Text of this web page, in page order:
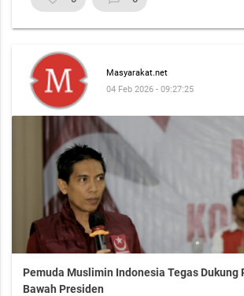
Masyarakat.net
04 Feb 2026 - 09:27:25
Pemuda Muslimin Indonesia Tegas Dukung
Bawah Presiden